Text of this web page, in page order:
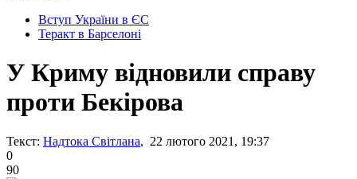
Вступ України в ЄС
Теракт в Барселоні
У Криму відновили справу
проти Бекірова
Текст: Надтока Світлана, 22 лютого 2021, 19:37
0
90